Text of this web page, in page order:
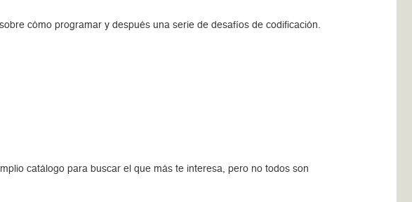
cómo programar y después una serie de desafíos de codificación.
catálogo para buscar el que más te interesa, pero no todos son